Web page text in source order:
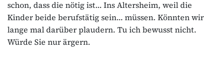
schon, dass die nötig ist… Ins Altersheim, weil die
Kinder beide berufstätig sein… müssen. Könnten wir
lange mal darüber plaudern. Tu ich bewusst nicht.
Würde Sie nur ärgern.